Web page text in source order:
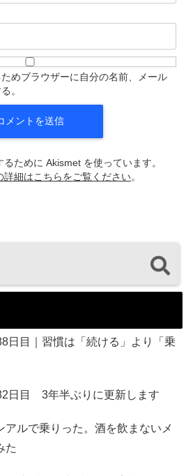
めブラウザーに自分の名前、メール
。
ために Akismet を使っています。
詳細はこちらをご覧ください。
日目｜習慣は「続ける」より「乗
日目 3年半ぶりに更新します
アルで乗りった。酒を飲まないメ
た